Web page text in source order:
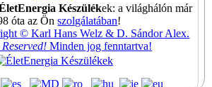
Készülékek: a világhálón már
óta az Önszolgálatában!
© Karl Hans Welz & D. Sándor Alex.
Minden jog fenntartva!